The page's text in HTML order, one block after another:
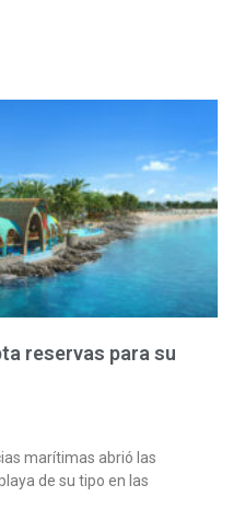
reservas para su
marítimas abrió las
de su tipo en las